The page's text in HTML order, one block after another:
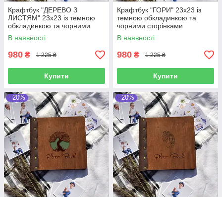
Крафтбук "ДЕРЕВО З
ЛИСТЯМ" 23x23 із темною
обкладинкою та чорними
сторінками
В наявності
980 ₴ 1 225 ₴
Купити
Крафтбук "ГОРИ" 23x23 із
темною обкладинкою та
чорними сторінками
В наявності
980 ₴ 1 225 ₴
Купити
–20% –20%